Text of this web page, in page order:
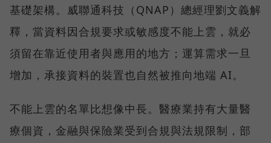
基礎架構。威聯通科技（QNAP）總經理劉文義解
釋，當資料因合規要求或敏感度不能上雲，就必
須留在靠近使用者與應用的地方；運算需求一旦
增加，承接資料的裝置也自然被推向地端 AI。
不能上雲的名單比想像中長。醫療業持有大量醫
療個資，金融與保險業受到合規與法規限制，部